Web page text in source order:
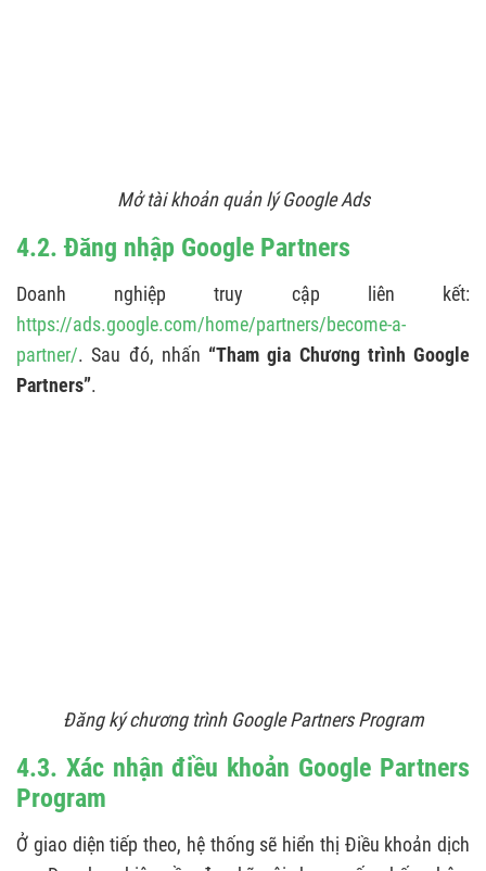
Mở tài khoản quản lý Google Ads
4.2. Đăng nhập Google Partners
Doanh nghiệp truy cập liên kết:
https://ads.google.com/home/partners/become-a-
partner/. Sau đó, nhấn “Tham gia Chương trình Google
Partners”.
Đăng ký chương trình Google Partners Program
4.3. Xác nhận điều khoản Google Partners
Program
Ở giao diện tiếp theo, hệ thống sẽ hiển thị Điều khoản dịch